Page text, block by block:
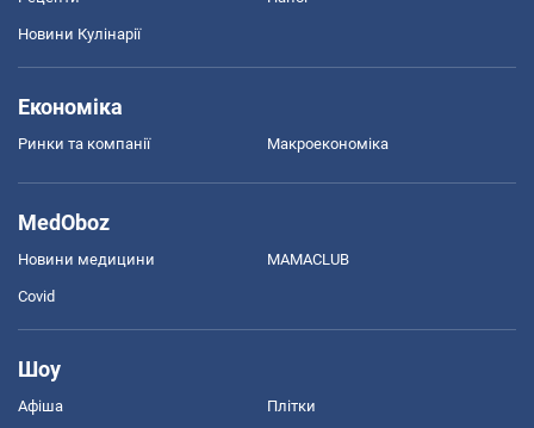
Новини Кулінарії
Економіка
Ринки та компанії Макроекономіка
MedOboz
Новини медицини MAMACLUB
Covid
Шоу
Афіша Плітки